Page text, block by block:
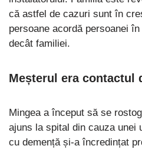
că astfel de cazuri sunt în
persoane acordă persoanei
decât familiei.
Meșterul era contactul
Mingea a început să se
ajuns la spital din cauza unei
cu demență și-a încredințat